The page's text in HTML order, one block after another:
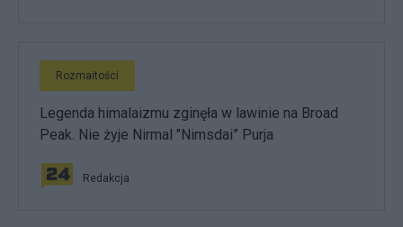
Rozmaitości
Legenda himalaizmu zginęła w lawinie na Broad
Peak. Nie żyje Nirmal "Nimsdai” Purja
Redakcja